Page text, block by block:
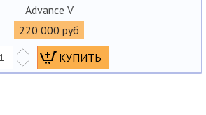
Advance V
220 000 руб